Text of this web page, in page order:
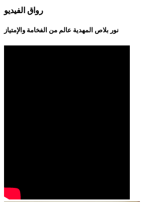
رواق الفيديو
نور بلاص المهدية عالم من الفخامة والإمتياز